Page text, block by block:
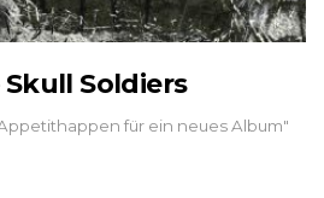
Skull Soldiers
für ein neues Album"